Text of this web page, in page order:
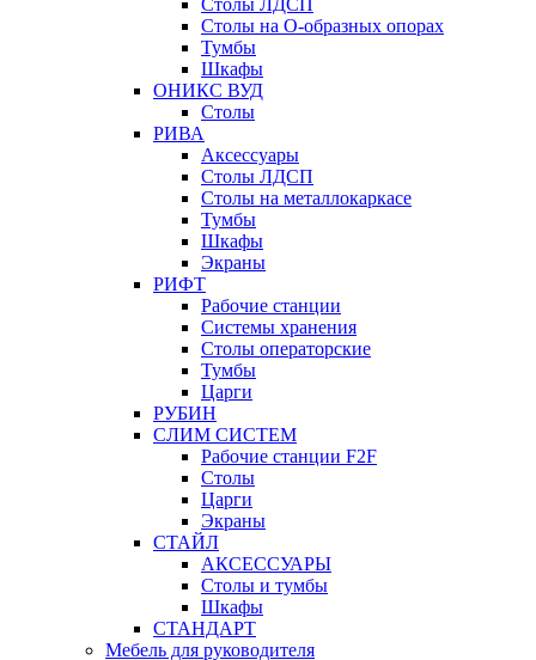
Столы ЛДСП
Столы на О-образных опорах
Тумбы
Шкафы
ОНИКС ВУД
Столы
РИВА
Аксессуары
Столы ЛДСП
Столы на металлокаркасе
Тумбы
Шкафы
Экраны
РИФТ
Рабочие станции
Системы хранения
Столы операторские
Тумбы
Царги
РУБИН
СЛИМ СИСТЕМ
Рабочие станции F2F
Столы
Царги
Экраны
СТАЙЛ
АКСЕССУАРЫ
Столы и тумбы
Шкафы
СТАНДАРТ
Мебель для руководителя